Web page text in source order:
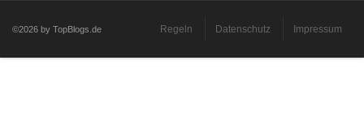
©2026 by TopBlogs.de Regeln Datenschutz Impressum